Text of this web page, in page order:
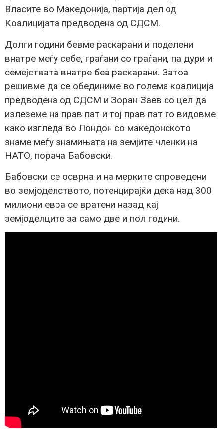
Власите во Македонија, партија дел од
Коалицијата предводена од СДСМ.
Долги години бевме раскарани и поделени
внатре меѓу себе, граѓани со граѓани, па дури и
семејствата внатре беа раскарани. Затоа
решивме да се обединиме во голема коалиција
предводена од СДСМ и Зоран Заев со цел да
излеземе на прав пат и тој прав пат го видовме
како изгледа во Лондон со македонското
знаме меѓу знамињата на земјите членки на
НАТО, порача Бабовски.
Бабовски се осврна и на мерките спроведени
во земјоделството, потенцирајќи дека над 300
милиони евра се вратени назад кај
земјоделците за само две и пол години.